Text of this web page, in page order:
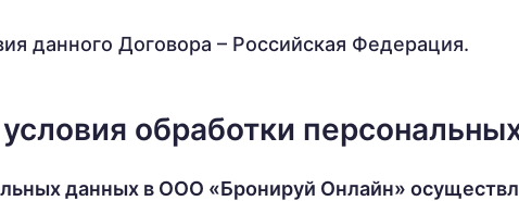
данного Договора – Российская Федерация.
обработки
данных в ООО «Бронируй Онлайн»